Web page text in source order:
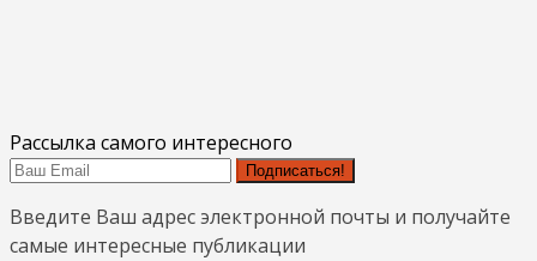
Рассылка самого интересного
Подписаться!
Введите Ваш адрес электронной почты и получайте
самые интересные публикации